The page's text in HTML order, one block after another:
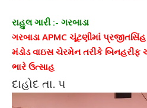
રાહુલ ગારી :- ગરબાડા
ગરબાડા APMC ચૂંટણીમાં
મંડોડ વાઇસ ચેરમેન તરીકે બિનહરીફ
ભારે ઉત્સાહ
દાહોદ તા. ૫